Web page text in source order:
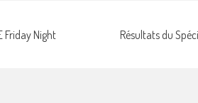
Friday Night Résultats du